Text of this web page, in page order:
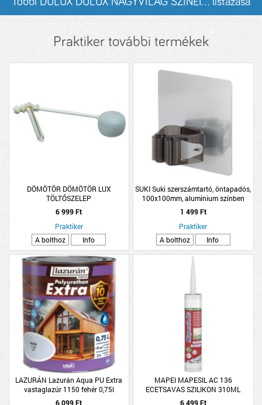
Praktiker további termékek
DÖMÖTÖR DÖMÖTÖR LUX
TÖLTŐSZELEP
6 999 Ft
Praktiker
A bolthoz
Info
SUKI Suki szerszámtartó, öntapadós,
100x100mm, alumínium színben
1 499 Ft
Praktiker
A bolthoz
Info
LAZURÁN Lazurán Aqua PU Extra
vastaglazúr 1150 fehér 0,75l
6 099 Ft
MAPEI MAPESIL AC 136
ECETSAVAS SZILIKON 310ML
6 499 Ft